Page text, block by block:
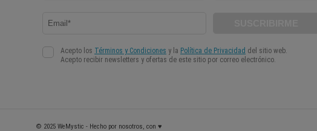
© 2025 WeMystic - Hecho por nosotros, con ♥